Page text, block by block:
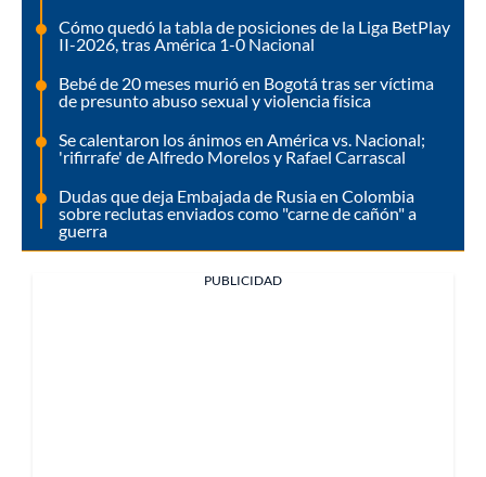
Cómo quedó la tabla de posiciones de la Liga BetPlay
II-2026, tras América 1-0 Nacional
Bebé de 20 meses murió en Bogotá tras ser víctima
de presunto abuso sexual y violencia física
Se calentaron los ánimos en América vs. Nacional;
'rifirrafe' de Alfredo Morelos y Rafael Carrascal
Dudas que deja Embajada de Rusia en Colombia
sobre reclutas enviados como "carne de cañón" a
guerra
PUBLICIDAD